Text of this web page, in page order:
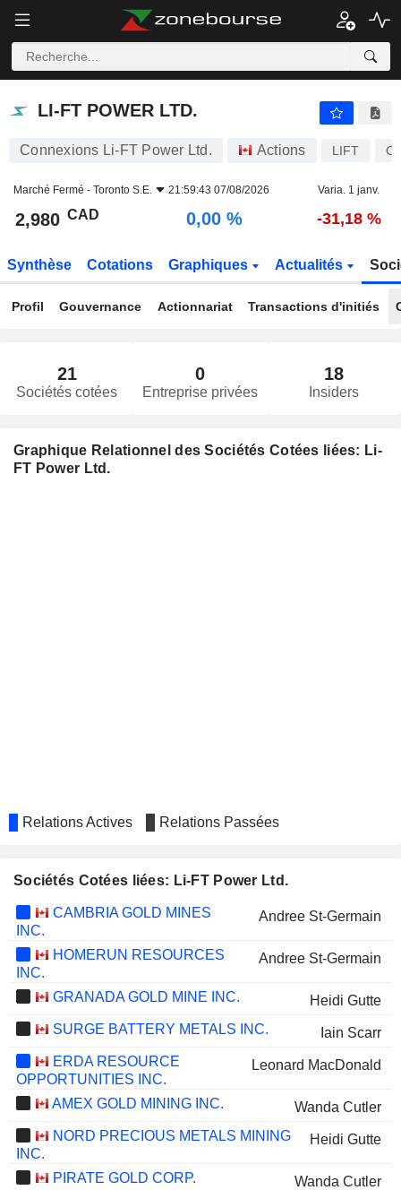
LI-FT POWER LTD.
LI-FT POWER LTD.
Connexions Li-FT Power Ltd. Actions LIFT
Marché Fermé - Toronto S.E. 21:59:43 07/08/2026 Varia. 1 janv.
2,980 CAD 0,00 % -31,18 %
Synthèse Cotations Graphiques Actualités
Profil Gouvernance Actionnariat Transactions d'initiés
21
Sociétés cotées
0
Entreprise privées
18
Insiders
Graphique Relationnel des Sociétés Cotées liées: Li-
FT Power Ltd.
Relations Actives Relations Passées
Sociétés Cotées liées: Li-FT Power Ltd.
CAMBRIA GOLD MINES
INC.
Andree St-Germain
HOMERUN RESOURCES
INC.
Andree St-Germain
GRANADA GOLD MINE INC.
Heidi Gutte
SURGE BATTERY METALS INC.
Iain Scarr
ERDA RESOURCE
OPPORTUNITIES INC.
Leonard MacDonald
AMEX GOLD MINING INC.
Wanda Cutler
NORD PRECIOUS METALS MINING
INC.
Heidi Gutte
PIRATE GOLD CORP.
Wanda Cutler